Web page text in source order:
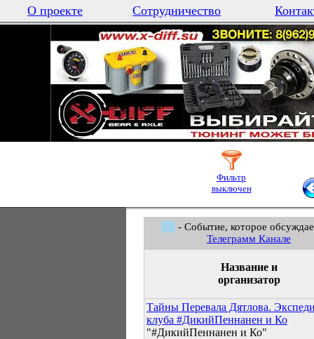
О проекте Сотрудничество
Фильтр
выключен
- Событие, которое
Телеграмм Канале
Название и
организатор
Тайны Перевала Дятлова.
клуба #ДикийПеннанен и Ко
"#ДикийПеннанен и Ко"